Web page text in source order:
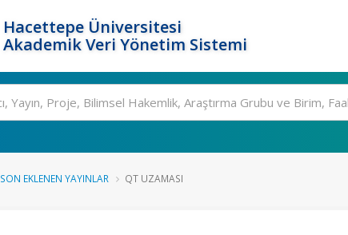
Hacettepe Üniversitesi
Akademik Veri Yönetim Sistemi
SON EKLENEN YAYINLAR QT UZAMASI